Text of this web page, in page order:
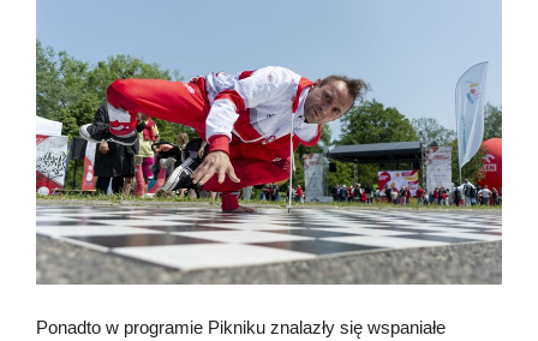
Ponadto w programie Pikniku znalazły się wspaniałe